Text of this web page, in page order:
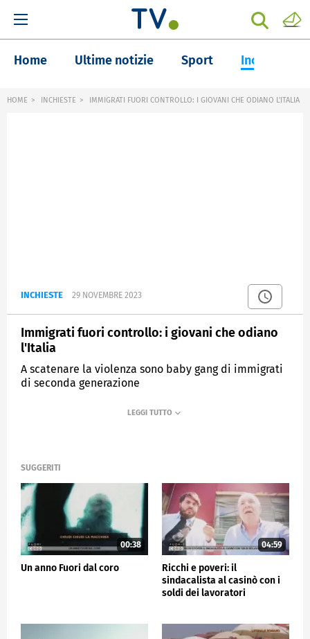
Home Ultime notizie Sport Inchieste
HOME INCHIESTE IMMIGRATI FUORI CONTROLLO: I GIOVANI CHE ODIANO L'ITALIA
INCHIESTE 29 NOVEMBRE 2023
Immigrati fuori controllo: i giovani che odiano
l'Italia
A scatenare la violenza sono baby gang di immigrati
di seconda generazione
FUORI DAL CORO
SUGGERITI
00:38
Un anno Fuori dal coro
04:59
Ricchi e poveri: il
sindacalista al casinò con i
soldi dei lavoratori